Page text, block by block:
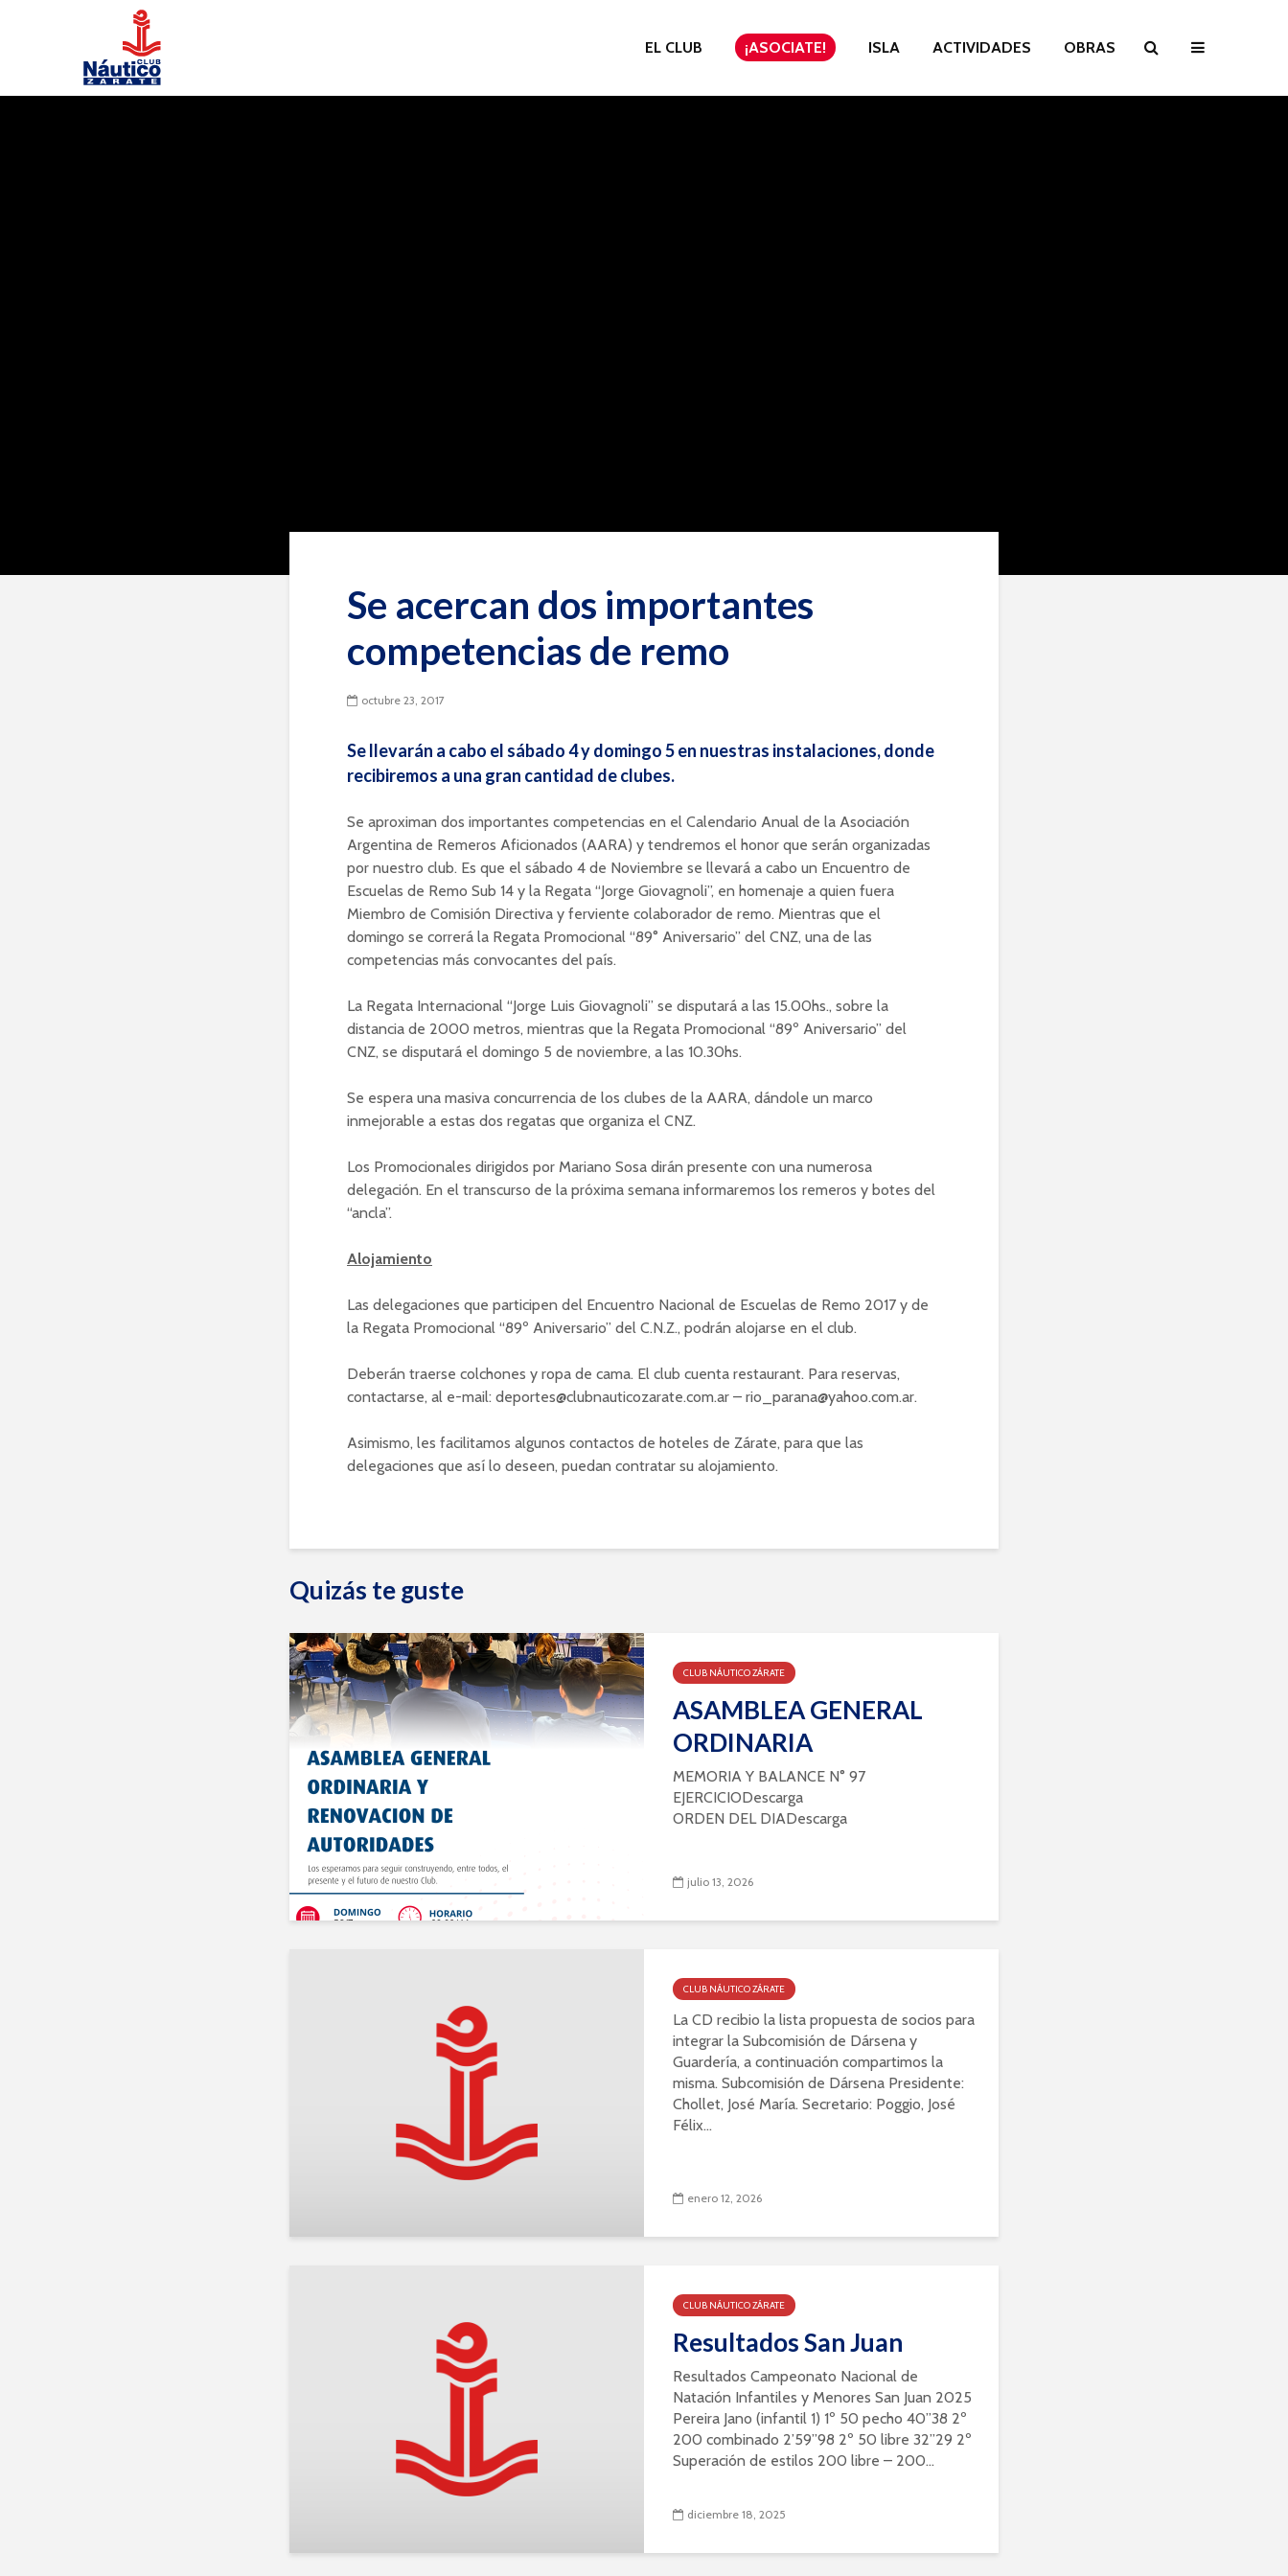
EL CLUB ¡ASOCIATE! ISLA ACTIVIDADES OBRAS
Se acercan dos importantes
competencias de remo
octubre 23, 2017
Se llevarán a cabo el sábado 4 y domingo 5 en nuestras instalaciones, donde
recibiremos a una gran cantidad de clubes.
Se aproximan dos importantes competencias en el Calendario Anual de la Asociación
Argentina de Remeros Aficionados (AARA) y tendremos el honor que serán organizadas
por nuestro club. Es que el sábado 4 de Noviembre se llevará a cabo un Encuentro de
Escuelas de Remo Sub 14 y la Regata “Jorge Giovagnoli”, en homenaje a quien fuera
Miembro de Comisión Directiva y ferviente colaborador de remo. Mientras que el
domingo se correrá la Regata Promocional “89° Aniversario” del CNZ, una de las
competencias más convocantes del país.
La Regata Internacional “Jorge Luis Giovagnoli” se disputará a las 15.00hs., sobre la
distancia de 2000 metros, mientras que la Regata Promocional “89º Aniversario” del
CNZ, se disputará el domingo 5 de noviembre, a las 10.30hs.
Se espera una masiva concurrencia de los clubes de la AARA, dándole un marco
inmejorable a estas dos regatas que organiza el CNZ.
Los Promocionales dirigidos por Mariano Sosa dirán presente con una numerosa
delegación. En el transcurso de la próxima semana informaremos los remeros y botes del
“ancla”.
Alojamiento
Las delegaciones que participen del Encuentro Nacional de Escuelas de Remo 2017 y de
la Regata Promocional “89º Aniversario” del C.N.Z., podrán alojarse en el club.
Deberán traerse colchones y ropa de cama. El club cuenta restaurant. Para reservas,
contactarse, al e-mail: deportes@clubnauticozarate.com.ar – rio_parana@yahoo.com.ar.
Asimismo, les facilitamos algunos contactos de hoteles de Zárate, para que las
delegaciones que así lo deseen, puedan contratar su alojamiento.
Quizás te guste
CLUB NÁUTICO ZÁRATE
ASAMBLEA GENERAL
ORDINARIA
MEMORIA Y BALANCE N° 97
EJERCICIODescarga
ORDEN DEL DIADescarga
julio 13, 2026
CLUB NÁUTICO ZÁRATE
La CD recibio la lista propuesta de socios para
integrar la Subcomisión de Dársena y
Guardería, a continuación compartimos la
misma. Subcomisión de Dársena Presidente:
Chollet, José María. Secretario: Poggio, José
Félix...
enero 12, 2026
CLUB NÁUTICO ZÁRATE
Resultados San Juan
Resultados Campeonato Nacional de
Natación Infantiles y Menores San Juan 2025
Pereira Jano (infantil 1) 1º 50 pecho 40”38 2º
200 combinado 2’59”98 2º 50 libre 32”29 2º
Superación de estilos 200 libre – 200...
diciembre 18, 2025